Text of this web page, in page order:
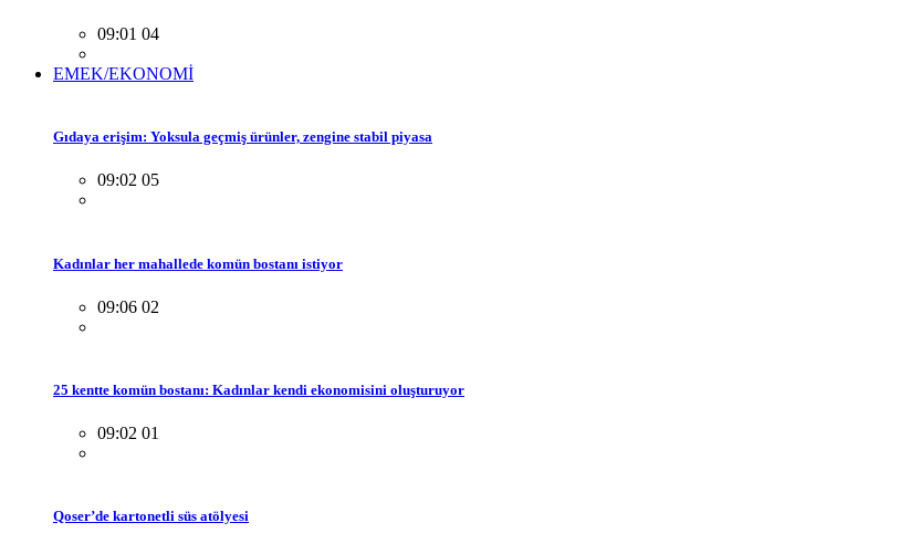
09:01 04
EMEK/EKONOMİ
Gıdaya erişim: Yoksula geçmiş ürünler, zengine stabil piyasa
09:02 05
Kadınlar her mahallede komün bostanı istiyor
09:06 02
25 kentte komün bostanı: Kadınlar kendi ekonomisini oluşturuyor
09:02 01
Qoser’de kartonetli süs atölyesi